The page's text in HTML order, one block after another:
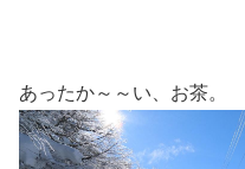
あったか～～い、お茶。